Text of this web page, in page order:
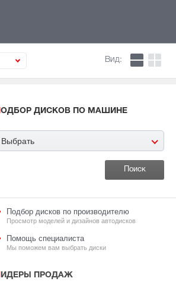
Вид:
ПОДБОР ДИСКОВ ПО МАШИНЕ
Выбрать
Подбор дисков по производителю
Просмотр моделей и дизайнов автодисков
Помощь специалиста
Мы поможем вам выбрать диски
ЛИДЕРЫ ПРОДАЖ